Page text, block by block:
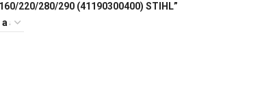
220/280/290 (41190300400) STIHL”